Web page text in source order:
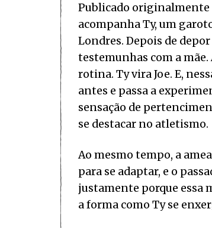
Publicado originalmente
acompanha Ty, um
Londres. Depois de
testemunhas com a
rotina. Ty vira Joe. E,
antes e passa a
sensação de
se destacar no atletismo.
Ao mesmo tempo, a
para se adaptar, e o
justamente porque essa
a forma como Ty se